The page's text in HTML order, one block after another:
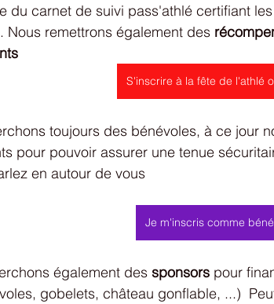
du carnet de suivi pass'athlé certifiant
Nous remettrons également des
S'inscrire à la fête de l'athlé
toujours des bénévoles, à ce jour
pour pouvoir assurer une tenue
en autour de vous
Je m'inscris comme
également des sponsors pour
gobelets, château gonflable, ...)